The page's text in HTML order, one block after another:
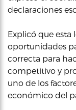
declaraciones
Explicó que esta
oportunidades
correcta para
competitivo y
uno de los
económico del